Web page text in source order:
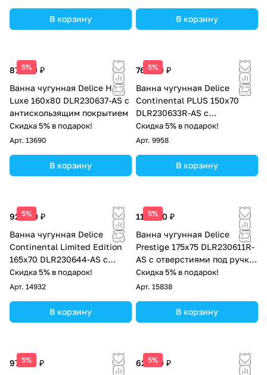
В корзину В корзину
5%
87 000 ₽
Ванна чугунная Delice Haiti
Luxe 160х80 DLR230637-AS с
антискользящим покрытием
Скидка 5% в подарок!
Арт. 13690
В корзину
5%
76 000 ₽
Ванна чугунная Delice
Continental PLUS 150х70
DLR230633R-AS с
отверстиями под ручки и
антискользящим покрытием
Скидка 5% в подарок!
Арт. 9958
В корзину
5%
92 000 ₽
Ванна чугунная Delice
Continental Limited Edition
165х70 DLR230644-AS с
антискользящим покрытием
Скидка 5% в подарок!
Арт. 14932
В корзину
5%
112 000 ₽
Ванна чугунная Delice
Prestige 175х75 DLR230611R-
AS с отверстиями под ручки
и антискользящим
покрытием
Скидка 5% в подарок!
Арт. 15838
В корзину
5%
97 500 ₽
5%
62 500 ₽